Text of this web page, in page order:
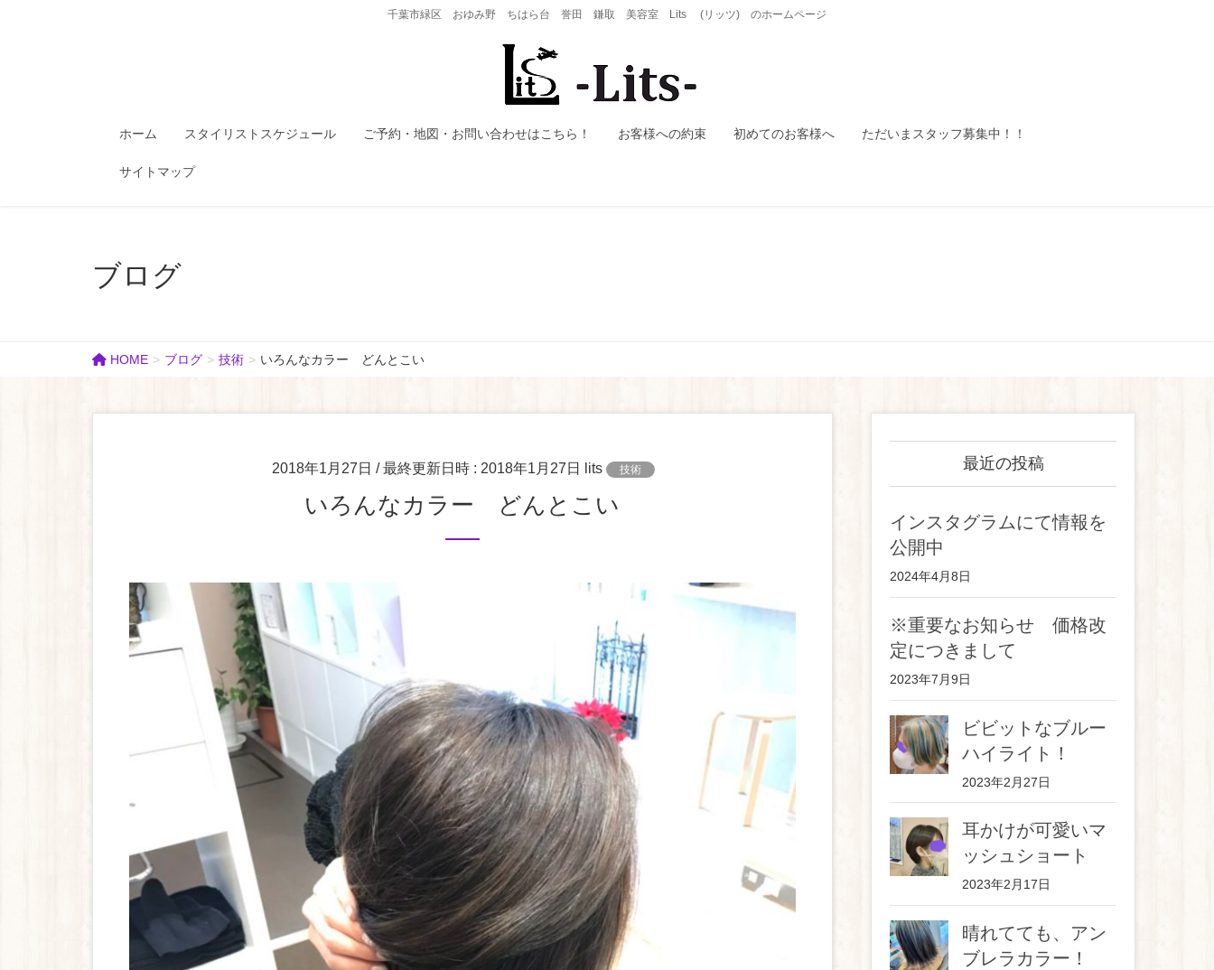
千葉市緑区 おゆみ野 ちはら台 誉田 鎌取 美容室 Lits (リッツ) のホームページ
ホーム スタイリストスケジュール ご予約・地図・お問い合わせはこちら！ お客様への約束 初めてのお客様へ ただいまスタッフ募集中！！
サイトマップ
ブログ
HOME ブログ 技術 いろんなカラー どんとこい
2018年1月27日 / 最終更新日時 : 2018年1月27日 lits 技術
いろんなカラー どんとこい
最近の投稿
インスタグラムにて情報を
公開中
2024年4月8日
※重要なお知らせ 価格改
定につきまして
2023年7月9日
ビビットなブルー
ハイライト！
2023年2月27日
耳かけが可愛いマ
ッシュショート
2023年2月17日
晴れてても、アン
ブレラカラー！